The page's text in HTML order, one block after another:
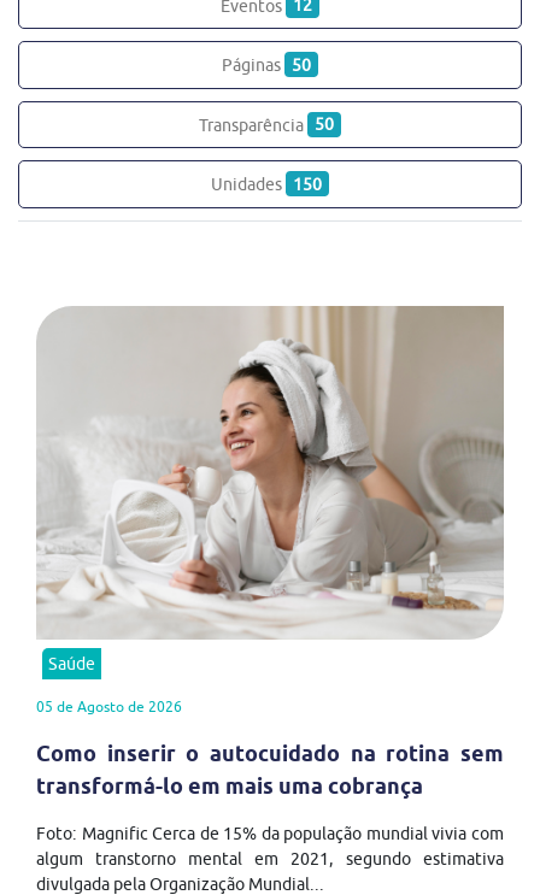
Eventos 12
Páginas 50
Transparência 50
Unidades 150
Saúde
05 de Agosto de 2026
Como inserir o autocuidado na rotina sem
transformá-lo em mais uma cobrança
Foto: Magnific Cerca de 15% da população mundial vivia com
algum transtorno mental em 2021, segundo estimativa
divulgada pela Organização Mundial...